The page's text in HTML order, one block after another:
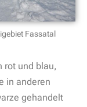
Fassatal
rot und blau,
in anderen
gehandelt